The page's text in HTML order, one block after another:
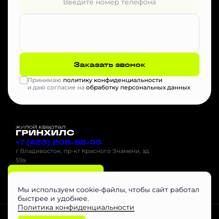
Заказать звонок
Принимаю политику конфиденциальности
и даю согласие на обработку персональных данных
+7 (423) 209-88-05
г Владивосток, пр-кт Красного Знамени, зд
59а
Оставить заявку
Проектная декларация на наш.дом.рфСкачать буклет
Любая информация, представленная на данном сайте, носит исключительно
Мы используем cookie-файлы, чтобы сайт работал
быстрее и удобнее.
Политика конфиденциальности